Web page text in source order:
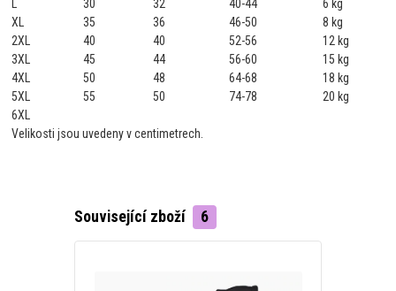
30 32 40-44
6 kg
XL
35 36 46-50
8 kg
2XL
40 40 52-56
12 kg
3XL
45 44 56-60
15 kg
4XL
50 48 64-68
18 kg
5XL
55 50 74-78
20 kg
6XL
Velikosti jsou uvedeny v centimetrech.
Související zboží 6